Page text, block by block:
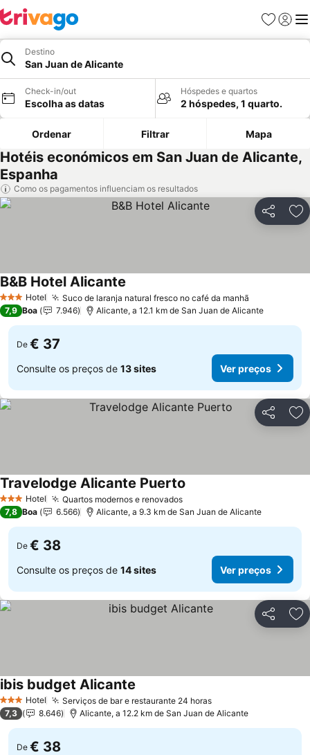
Favoritos
Iniciar
Destino
San Juan de Alicante
Check-in/out
Escolha as datas
Hóspedes e quartos
2 hóspedes, 1 quarto.
Ordenar Filtrar Mapa
Hotéis económicos em San Juan de Alicante,
Espanha
Como os pagamentos influenciam os resultados
Partilhar
3 EstrelasHotel Suco de laranja natural fresco no café da manhã
B&B Hotel Alicante
7,9 Boa 7.946 Alicante, a 12.1 km de San Juan de Alicante
De € 37
Consulte os preços de 13 sites Ver preços
Partilhar
3 EstrelasHotel Quartos modernos e renovados
Travelodge Alicante Puerto
7,8 Boa 6.566 Alicante, a 9.3 km de San Juan de Alicante
De € 38
Consulte os preços de 14 sites Ver preços
Partilhar
3 EstrelasHotel Serviços de bar e restaurante 24 horas
ibis budget Alicante
7,3 8.646 Alicante, a 12.2 km de San Juan de Alicante
De € 38